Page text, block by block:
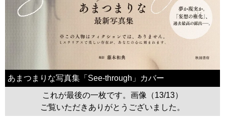
あまつまりな写真集「See-through」カバー
これが最後の一枚です。画像（13/13）
ご覧いただきありがとうございました。